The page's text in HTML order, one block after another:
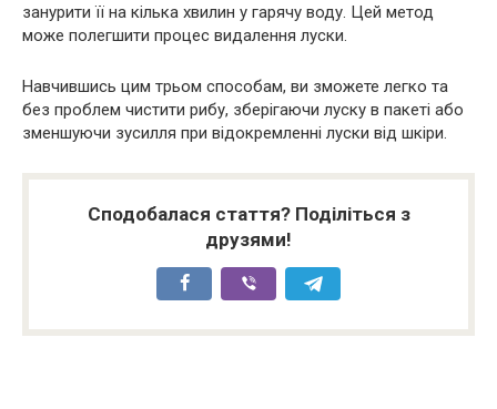
занурити її на кілька хвилин у гарячу воду. Цей метод
може полегшити процес видалення луски.
Навчившись цим трьом способам, ви зможете легко та
без проблем чистити рибу, зберігаючи луску в пакеті або
зменшуючи зусилля при відокремленні луски від шкіри.
Сподобалася стаття? Поділіться з
друзями!